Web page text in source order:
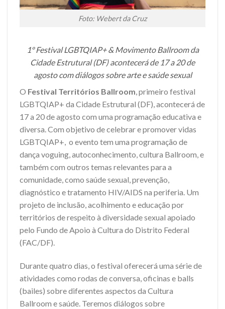
Foto: Webert da Cruz
1º Festival LGBTQIAP+ & Movimento Ballroom da
Cidade Estrutural (DF) acontecerá de 17 a 20 de
agosto com diálogos sobre arte e saúde sexual
O Festival Territórios Ballroom, primeiro festival
LGBTQIAP+ da Cidade Estrutural (DF), acontecerá de
17 a 20 de agosto com uma programação educativa e
diversa. Com objetivo de celebrar e promover vidas
LGBTQIAP+, o evento tem uma programação de
dança voguing, autoconhecimento, cultura Ballroom, e
também com outros temas relevantes para a
comunidade, como saúde sexual,prevenção,
diagnóstico e tratamento HIV/AIDS na periferia. Um
projeto de inclusão, acolhimento e educação por
territórios de respeito à diversidade sexual apoiado
pelo Fundo de Apoio à Cultura do Distrito Federal
(FAC/DF).
Durante quatro dias, o festival oferecerá uma série de
atividades como rodas de conversa, oficinas e balls
(bailes) sobre diferentes aspectos da Cultura
Ballroom e saúde. Teremos diálogos sobre